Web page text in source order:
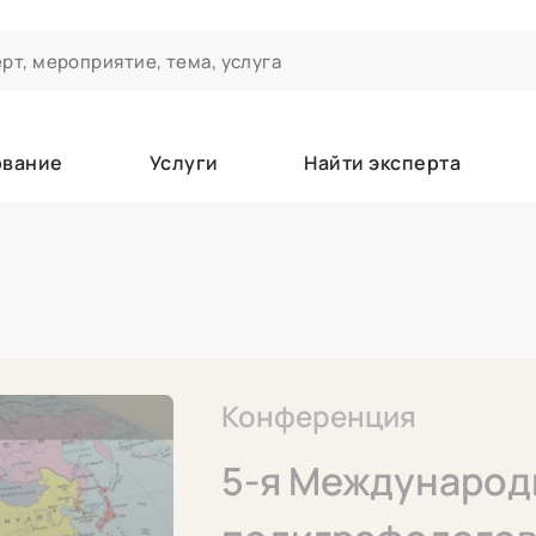
Услуги Найти эксперта
Конференция
5-я
вы зачисляетесь/уже зачислены в качестве